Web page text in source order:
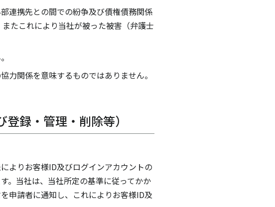
連携先との間での紛争及び債権債務関係
たこれにより当社が被った被害（弁護士
力関係を意味するものではありません。
録・管理・削除等）
よりお客様ID及びログインアカウントの
。当社は、当社所定の基準に従ってかか
申請者に通知し、これによりお客様ID及